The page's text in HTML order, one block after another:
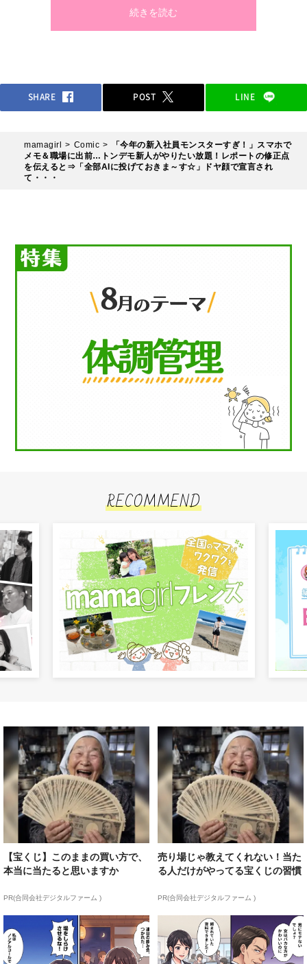
続きを読む
SHARE POST LINE
mamagirl Comic
「今年の新入社員モンスターすぎ！」スマホで
メモ＆職場に出前…トンデモ新人がやりたい放題！レポートの修正点
を伝えると⇒「全部AIに投げておきま～す☆」ドヤ顔で宣言され
て・・・
RECOMMEND
【宝くじ】このままの買い方で、
本当に当たると思いますか
PR(合同会社デジタルファーム )
売り場じゃ教えてくれない！当た
る人だけがやってる宝くじの習慣
PR(合同会社デジタルファーム )